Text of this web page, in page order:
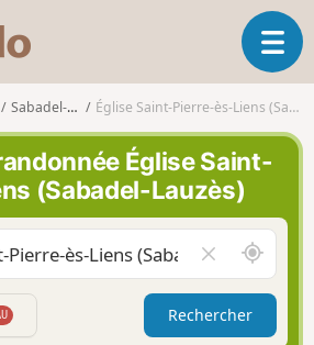
s
o
r
n
d
o
O
u
v
r
a
n
v
g
Sabadel-Lauzès Église Saint-Pierre-ès-Liens (Sabadel-Lauzès)
Église Saint-
(Sabadel-Lauzès)
i
d
e
A
u
t
Rechercher